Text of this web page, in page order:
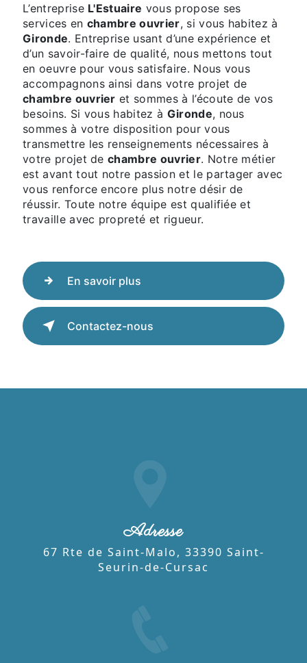
L’entreprise L'Estuaire vous propose ses
services en chambre ouvrier, si vous habitez à
Gironde. Entreprise usant d’une expérience et
d’un savoir-faire de qualité, nous mettons tout
en oeuvre pour vous satisfaire. Nous vous
accompagnons ainsi dans votre projet de
chambre ouvrier et sommes à l’écoute de vos
besoins. Si vous habitez à Gironde, nous
sommes à votre disposition pour vous
transmettre les renseignements nécessaires à
votre projet dechambre ouvrier. Notre métier
est avant tout notre passion et le partager avec
vous renforce encore plus notre désir de
réussir. Toute notre équipe est qualifiée et
travaille avec propreté et rigueur.
En savoir plus
Contactez-nous
Adresse
67 Rte de Saint-Malo, 33390 Saint-
Seurin-de-Cursac